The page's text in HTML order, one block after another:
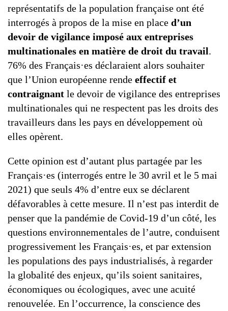
représentatifs de la population française ont été
interrogés à propos de la mise en place d’un
devoir de vigilance imposé aux entreprises
multinationales en matière de droit du travail.
76% des Français·es déclaraient alors souhaiter
que l’Union européenne rende effectif et
contraignant le devoir de vigilance des entreprises
multinationales qui ne respectent pas les droits des
travailleurs dans les pays en développement où
elles opèrent.
Cette opinion est d’autant plus partagée par les
Français·es (interrogés entre le 30 avril et le 5 mai
2021) que seuls 4% d’entre eux se déclarent
défavorables à cette mesure. Il n’est pas interdit de
penser que la pandémie de Covid-19 d’un côté, les
questions environnementales de l’autre, conduisent
progressivement les Français·es, et par extension
les populations des pays industrialisés, à regarder
la globalité des enjeux, qu’ils soient sanitaires,
économiques ou écologiques, avec une acuité
renouvelée. En l’occurrence, la conscience des